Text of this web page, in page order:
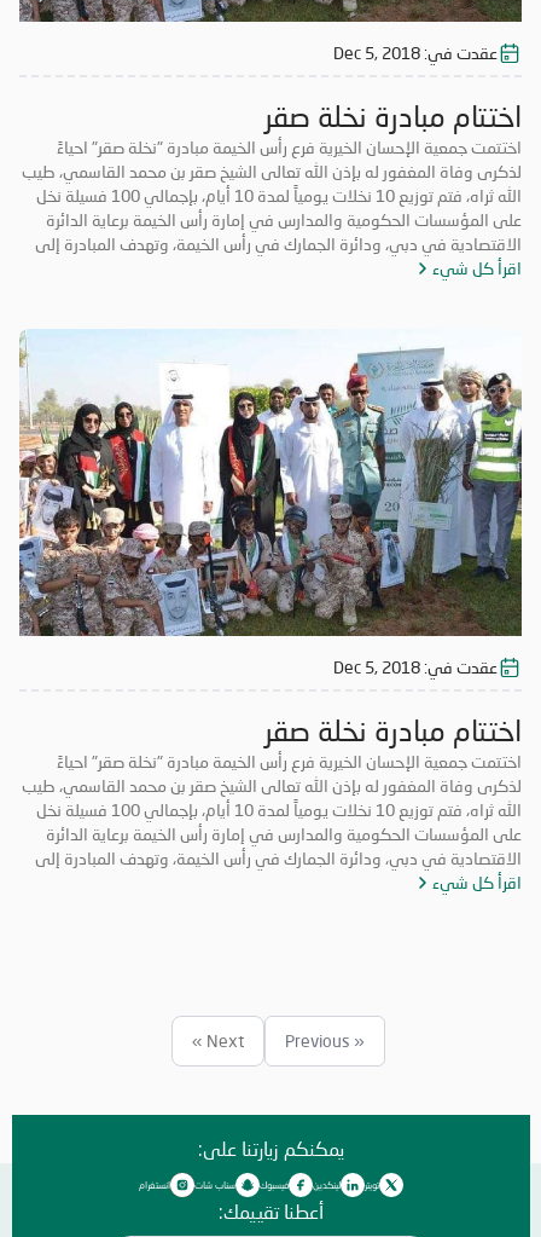
عقدت في: Dec 5, 2018
اختتام مبادرة نخلة صقر
اختتمت جمعية الإحسان الخيرية فرع رأس الخيمة مبادرة "نخلة صقر" احياءً
لذكرى وفاة المغفور له بإذن الله تعالى الشيخ صقر بن محمد القاسمي، طيب
الله ثراه، فتم توزيع 10 نخلات يومياً لمدة 10 أيام، بإجمالي 100 فسيلة نخل
على المؤسسات الحكومية والمدارس في إمارة رأس الخيمة برعاية الدائرة
الاقتصادية في دبي، ودائرة الجمارك في رأس الخيمة، وتهدف المبادرة إلى
الأساسي، وفريق الإحسان التطوعي.
اقرأ كل شيء
عقدت في: Dec 5, 2018
اختتام مبادرة نخلة صقر
اختتمت جمعية الإحسان الخيرية فرع رأس الخيمة مبادرة "نخلة صقر" احياءً
لذكرى وفاة المغفور له بإذن الله تعالى الشيخ صقر بن محمد القاسمي، طيب
الله ثراه، فتم توزيع 10 نخلات يومياً لمدة 10 أيام، بإجمالي 100 فسيلة نخل
على المؤسسات الحكومية والمدارس في إمارة رأس الخيمة برعاية الدائرة
الاقتصادية في دبي، ودائرة الجمارك في رأس الخيمة، وتهدف المبادرة إلى
اقرأ كل شيء
« Previous
Next »
يمكنكم زيارتنا على:
تويتر لينكدين فيسبوك سناب شات انستغرام
أعطنا تقييمك: